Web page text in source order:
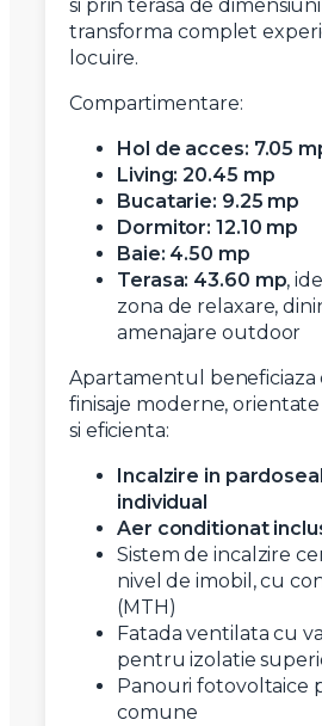
si prin terasa de
transforma complet
locuire.
Compartimentare:
Hol de acces: 7.05
Living: 20.45 mp
Bucatarie: 9.25 mp
Dormitor: 12.10 mp
Baie: 4.50 mp
Terasa: 43.60 mp,
zona de relaxare,
amenajare outdoor
Apartamentul beneficiaza
finisaje moderne,
si eficienta:
Incalzire in
individual
Aer conditionat
Sistem de incalzire
nivel de imobil, cu
(MTH)
Fatada ventilata cu
pentru izolatie
Panouri fotovoltaice
comune